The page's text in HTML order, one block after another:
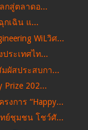
กสู่ตลาดอ...
เฉิน แ...
WiLวิศ...
ระเทศไท...
มผัสประสบกา...
Prize 202...
งการ “Happy...
ย์ชุมชน โชว์ศั...